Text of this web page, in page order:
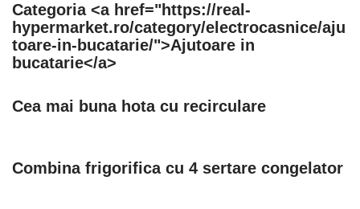
Categoria <a href="https://real-
hypermarket.ro/category/electrocasnice/aju
toare-in-bucatarie/">Ajutoare in
bucatarie</a>
Cea mai buna hota cu recirculare
Combina frigorifica cu 4 sertare congelator